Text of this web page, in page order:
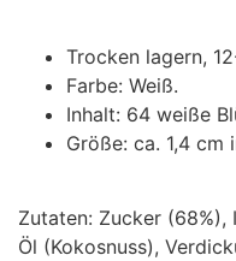
Trocken lagern,
Farbe: Weiß.
Inhalt: 64 weiße
Größe: ca. 1,4 cm
Zutaten: Zucker
Öl (Kokosnuss),